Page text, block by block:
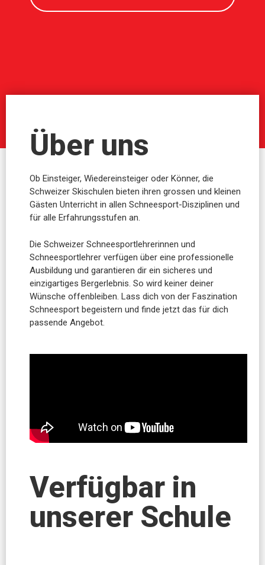
Über uns
Ob Einsteiger, Wiedereinsteiger oder Könner, die
Schweizer Skischulen bieten ihren grossen und kleinen
Gästen Unterricht in allen Schneesport-Disziplinen und
für alle Erfahrungsstufen an.
Die Schweizer Schneesportlehrerinnen und
Schneesportlehrer verfügen über eine professionelle
Ausbildung und garantieren dir ein sicheres und
einzigartiges Bergerlebnis. So wird keiner deiner
Wünsche offenbleiben. Lass dich von der Faszination
Schneesport begeistern und finde jetzt das für dich
passende Angebot.
Verfügbar in
unserer Schule